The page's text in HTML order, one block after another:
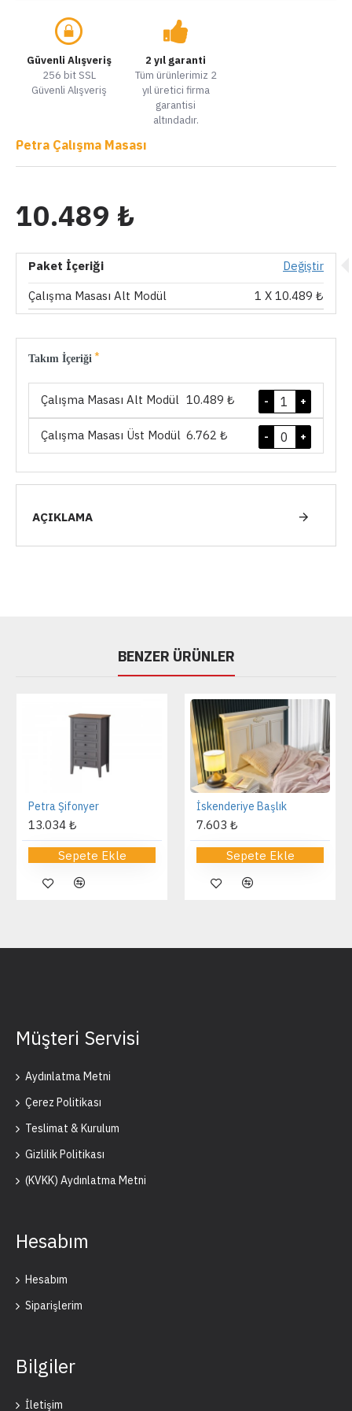
Güvenli Alışveriş
256 bit SSL
Güvenli Alışveriş
2 yıl garanti
Tüm ürünlerimiz 2
yıl üretici firma
garantisi
altındadır.
Petra Çalışma Masası
10.489 ₺
Paket İçeriği
Değiştir
Çalışma Masası Alt Modül
1 X 10.489 ₺
Takım İçeriği
Çalışma Masası Alt Modül 10.489 ₺ +
-
Çalışma Masası Üst Modül 6.762 ₺ +
-
AÇIKLAMA
BENZER ÜRÜNLER
Petra Şifonyer
13.034 ₺
Sepete Ekle
İskenderiye Başlık
7.603 ₺
Sepete Ekle
Müşteri Servisi
Aydınlatma Metni
Çerez Politikası
Teslimat & Kurulum
Gizlilik Politikası
(KVKK) Aydınlatma Metni
Hesabım
Hesabım
Siparişlerim
Bilgiler
İletişim